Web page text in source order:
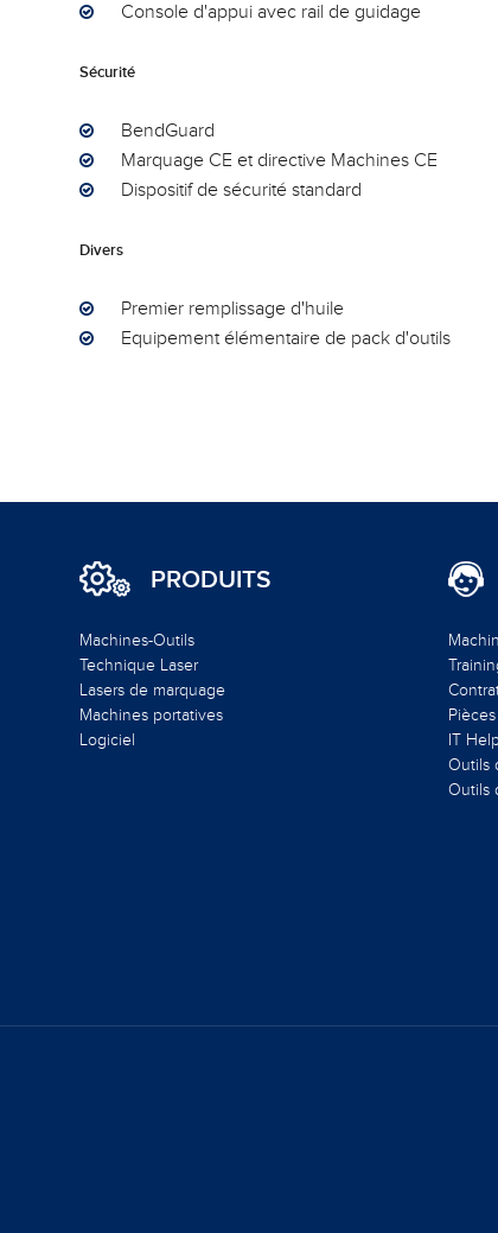
Console d'appui avec rail de guidage
Sécurité
BendGuard
Marquage CE et directive Machines CE
Dispositif de sécurité standard
Divers
Premier remplissage d'huile
Equipement élémentaire de pack d'outils
PRODUITS
Machines-Outils
Technique Laser
Lasers de marquage
Machines portatives
Logiciel
IT
Outils
Outils